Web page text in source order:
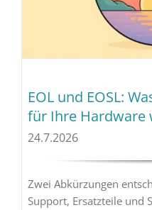
EOL und EOSL:
für Ihre Hardware
24.7.2026
Zwei Abkürzungen
Support, Ersatzteile und